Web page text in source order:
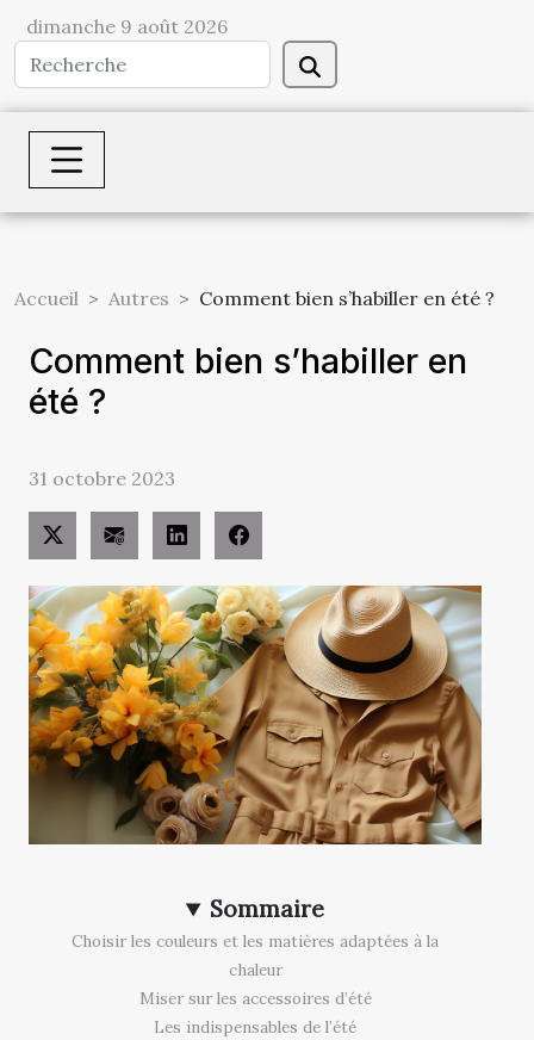
dimanche 9 août 2026
Accueil Autres Comment bien s’habiller en été ?
Comment bien s’habiller en
été ?
31 octobre 2023
Sommaire
Choisir les couleurs et les matières adaptées à la
chaleur
Miser sur les accessoires d’été
Les indispensables de l’été